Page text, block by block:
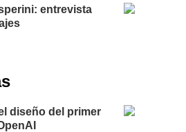
entrevista
diseño del primer